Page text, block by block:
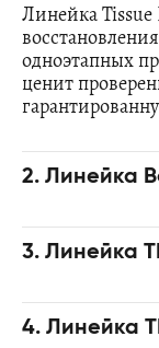
Линейка
одноэтапных
ценит
2. Линейка
3. Линейка
4. Линейка